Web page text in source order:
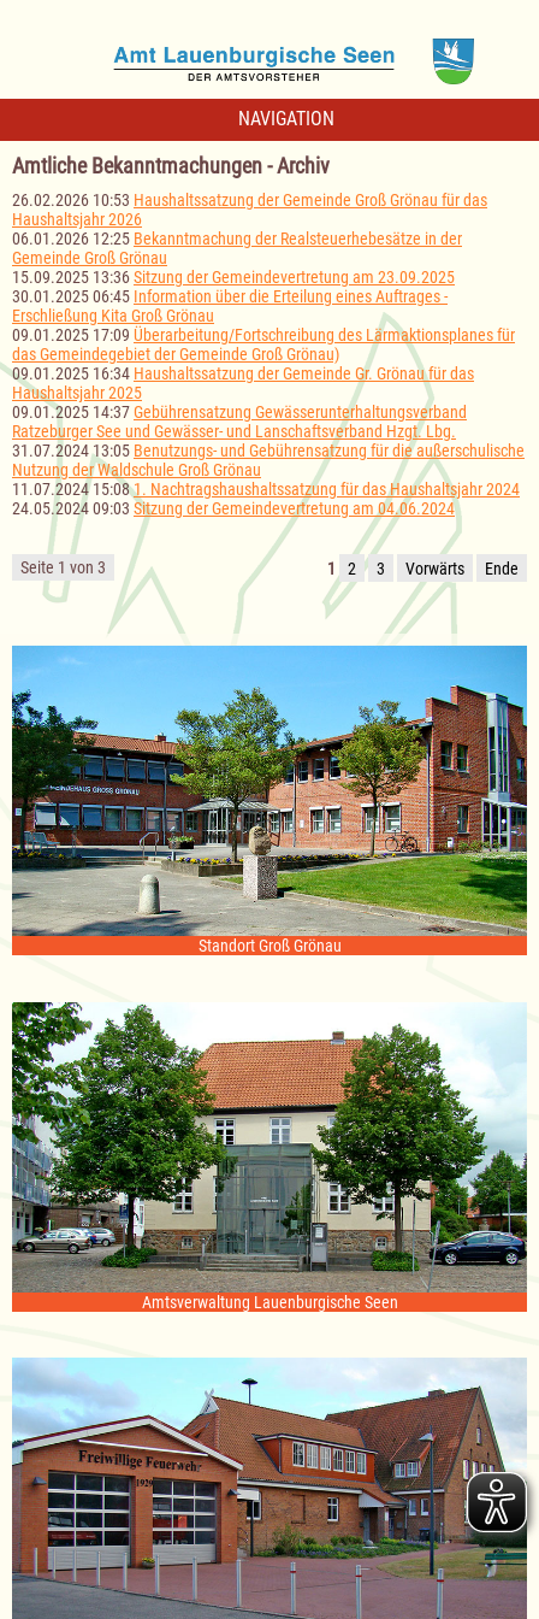
NAVIGATION
Amtliche Bekanntmachungen - Archiv
26.02.2026 10:53 Haushaltssatzung der Gemeinde Groß Grönau für das
Haushaltsjahr 2026
06.01.2026 12:25 Bekanntmachung der Realsteuerhebesätze in der
Gemeinde Groß Grönau
15.09.2025 13:36Sitzung der Gemeindevertretung am 23.09.2025
30.01.2025 06:45 Information über die Erteilung eines Auftrages -
Erschließung Kita Groß Grönau
09.01.2025 17:09 Überarbeitung/Fortschreibung des Lärmaktionsplanes für
das Gemeindegebiet der Gemeinde Groß Grönau)
09.01.2025 16:34 Haushaltssatzung der Gemeinde Gr. Grönau für das
Haushaltsjahr 2025
09.01.2025 14:37Gebührensatzung Gewässerunterhaltungsverband
Ratzeburger See und Gewässer- und Lanschaftsverband Hzgt. Lbg.
31.07.2024 13:05 Benutzungs- und Gebührensatzung für die außerschulische
Nutzung der Waldschule Groß Grönau
11.07.2024 15:081. Nachtragshaushaltssatzung für das Haushaltsjahr 2024
24.05.2024 09:03 Sitzung der Gemeindevertretung am 04.06.2024
Seite 1 von 3 1 2 3 Vorwärts Ende
Standort Groß Grönau
Amtsverwaltung Lauenburgische Seen